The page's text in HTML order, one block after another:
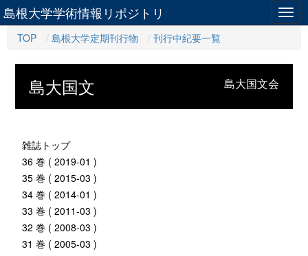
島根大学学術情報リポジトリ
TOP 島根大学定期刊行物 刊行中紀要一覧
島大国文会
島大国文
雑誌トップ
36 巻 ( 2019-01 )
35 巻 ( 2015-03 )
34 巻 ( 2014-01 )
33 巻 ( 2011-03 )
32 巻 ( 2008-03 )
31 巻 ( 2005-03 )